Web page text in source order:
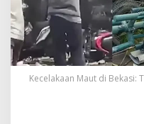
Kecelakaan Maut di Bekasi: